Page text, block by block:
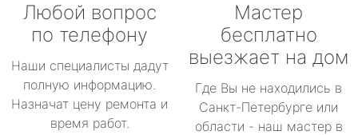
Любой вопрос
по телефону
Наши специалисты дадут
полную информацию.
Назначат цену ремонта и
время работ.
Мастер
бесплатно
выезжает на дом
Где Вы не находились в
Санкт-Петербурге или
области - наш мастер в